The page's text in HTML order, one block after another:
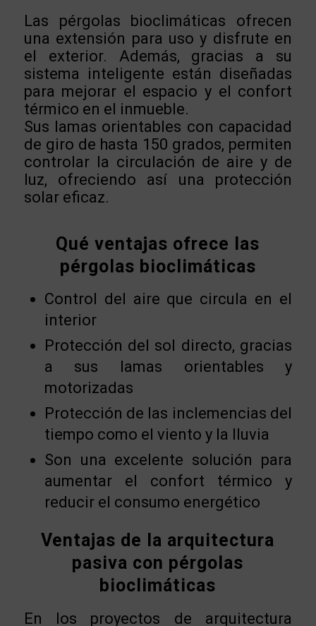
Las pérgolas bioclimáticas ofrecen
una extensión para uso y disfrute en
el exterior. Además, gracias a su
sistema inteligente están diseñadas
para mejorar el espacio y el confort
térmico en el inmueble.
Sus lamas orientables con capacidad
de giro de hasta 150 grados, permiten
controlar la circulación de aire y de
luz, ofreciendo así una protección
solar eficaz.
Qué ventajas ofrece las
pérgolas bioclimáticas
Control del aire que circula en el
interior
Protección del sol directo, gracias
a sus lamas orientables y
motorizadas
Protección de las inclemencias del
tiempo como el viento y la lluvia
Son una excelente solución para
aumentar el confort térmico y
reducir el consumo energético
Ventajas de la arquitectura
pasiva con pérgolas
bioclimáticas
En los proyectos de arquitectura